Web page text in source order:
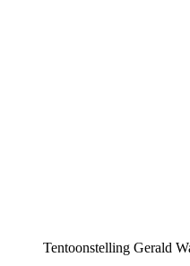
Tentoonstelling Gerald